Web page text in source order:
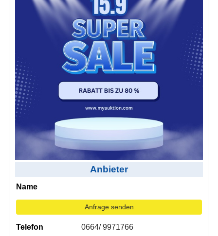
Kontakt
AGB, Nutzungsbedingungen
Anbieter
Name
Anfrage senden
Telefon
0664/ 9971766